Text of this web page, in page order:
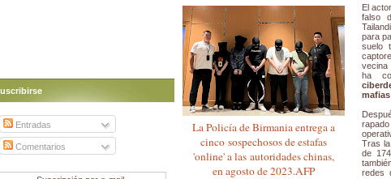
La Policía de Birmania entrega a
cinco sospechosos de estafas
'online' a las autoridades chinas,
en agosto de 2023.AFP
El
falso
para
suelo
vecina
ha
Tras
de
redes
Entradas
Comentarios